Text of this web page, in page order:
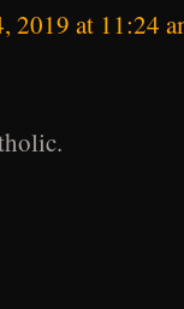
2019 at 11:24